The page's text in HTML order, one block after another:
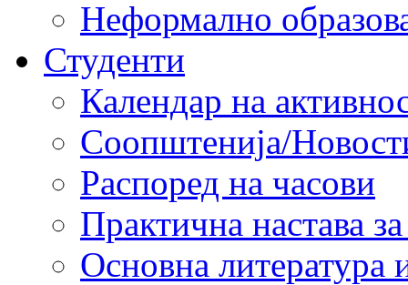
Неформално
Студенти
Календар на
Соопштенија/
Распоред на часови
Практична настава
Основна литература